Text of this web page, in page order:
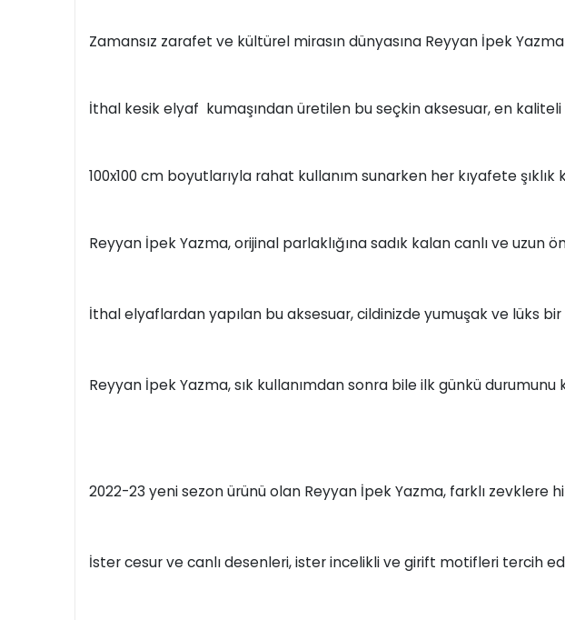
Zamansız zarafet ve kültürel mirasın dünyasına Reyyan İpek Yazma
İthal kesik elyaf kumaşından üretilen bu seçkin aksesuar, en
100x100 cm boyutlarıyla rahat kullanım sunarken her kıyafete şıklık
Reyyan İpek Yazma, orijinal parlaklığına sadık kalan canlı ve uzun
İthal elyaflardan yapılan bu aksesuar, cildinizde yumuşak ve lüks
Reyyan İpek Yazma, sık kullanımdan sonra bile ilk günkü
2022-23 yeni sezon ürünü olan Reyyan İpek Yazma, farklı zevklere
İster cesur ve canlı desenleri, ister incelikli ve girift motifleri tercih